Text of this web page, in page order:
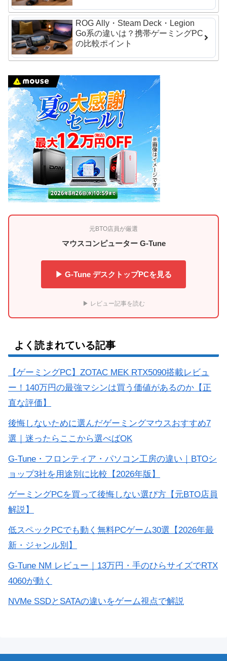
ROG Ally・Steam Deck・Legion
Go系の違いは？携帯ゲーミングPC
の比較ポイント
元BTO店員が厳選
マウスコンピューター G-Tune
▶ G-Tune デスクトップPCを見る
▶ レビュー記事を読む
よく読まれている記事
【ゲーミングPC】ZOTAC MEK RTX5090搭載レビュ
ー！140万円の最強マシンは買う価値があるのか【正
直な評価】
後悔しないために選んだゲーミングマウスおすすめ7
選｜迷ったらここから選べばOK
G-Tune・フロンティア・パソコン工房の違い｜BTOシ
ョップ3社を用途別に比較【2026年版】
ゲーミングPCを買って後悔しない選び方【元BTO店員
解説】
低スペックPCでも動く無料PCゲーム30選【2026年最
新・ジャンル別】
G-Tune NM レビュー｜13万円・手のひらサイズでRTX
4060が動く
NVMe SSDとSATAの違いをゲーム視点で解説